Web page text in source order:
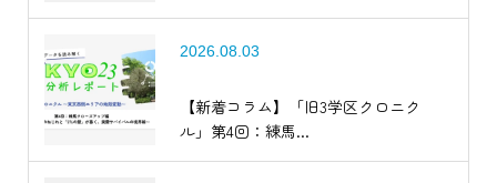
2026.08.03
【新着コラム】「旧3学区クロニク
ル」第4回：練馬...